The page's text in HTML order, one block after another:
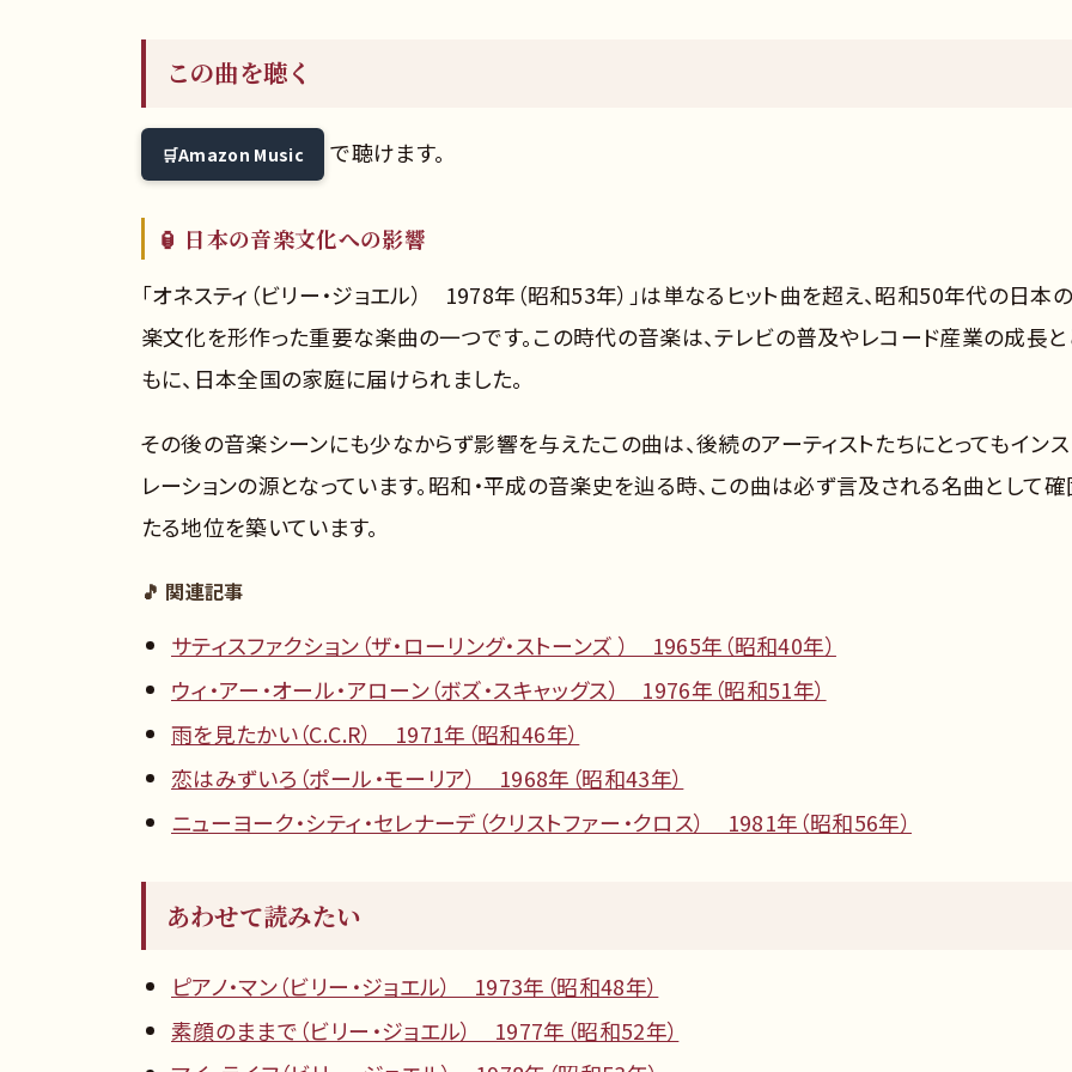
この曲を聴く
Amazon Music で聴けます。
🏮 日本の音楽文化への影響
「オネスティ（ビリー・ジョエル） 1978年（昭和53年）」は単なるヒット曲を超え、昭和50年代の日本
楽文化を形作った重要な楽曲の一つです。この時代の音楽は、テレビの普及やレコード産業の成長と
もに、日本全国の家庭に届けられました。
その後の音楽シーンにも少なからず影響を与えたこの曲は、後続のアーティストたちにとってもイン
レーションの源となっています。昭和・平成の音楽史を辿る時、この曲は必ず言及される名曲として確
たる地位を築いています。
🎵 関連記事
サティスファクション（ザ・ローリング・ストーンズ ） 1965年（昭和40年）
ウィ・アー・オール・アローン（ボズ・スキャッグス） 1976年（昭和51年）
雨を見たかい（C.C.R） 1971年（昭和46年）
恋はみずいろ（ポール・モーリア） 1968年（昭和43年）
ニューヨーク・シティ・セレナーデ（クリストファー・クロス） 1981年（昭和56年）
あわせて読みたい
ピアノ・マン（ビリー・ジョエル） 1973年（昭和48年）
素顔のままで（ビリー・ジョエル） 1977年（昭和52年）